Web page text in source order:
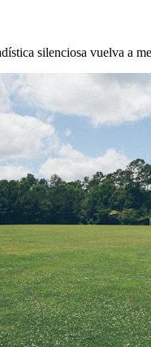
silenciosa vuelva a